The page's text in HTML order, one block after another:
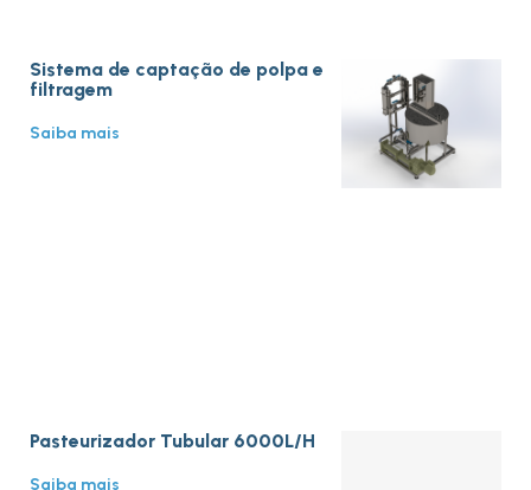
Sistema de captação de polpa e
filtragem
Saiba mais
Pasteurizador Tubular 6000L/H
Saiba mais